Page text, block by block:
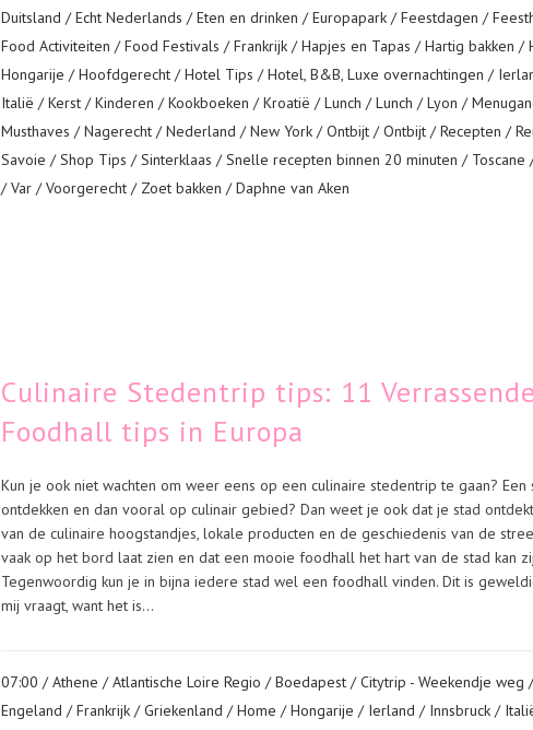
Duitsland /Echt Nederlands /Eten en drinken /Europapark /Feestdagen /
Food Activiteiten /Food Festivals /Frankrijk /Hapjes en Tapas /Hartig bakken /
Hongarije /Hoofdgerecht /Hotel Tips /Hotel, B&B, Luxe overnachtingen /
Italië /Kerst /Kinderen /Kookboeken /Kroatië /Lunch /Lunch /Lyon /
Musthaves /Nagerecht /Nederland /New York /Ontbijt /Ontbijt /Recepten /
Savoie /Shop Tips /Sinterklaas /Snelle recepten binnen 20 minuten / Toscane
/Var /Voorgerecht / Zoet bakken / Daphne van Aken
Culinaire Stedentrip tips: 11 Verrassende
Foodhall tips in Europa
Kun je ook niet wachten om weer eens op een culinaire stedentrip te gaan? Een
ontdekken en dan vooral op culinair gebied? Dan weet je ook dat je stad
van de culinaire hoogstandjes, lokale producten en de geschiedenis van de
vaak op het bord laat zien en dat een mooie foodhall het hart van de stad kan
Tegenwoordig kun je in bijna iedere stad wel een foodhall vinden. Dit is
mij vraagt, want het is...
07:00 /Athene /Atlantische Loire Regio /Boedapest /Citytrip - Weekendje weg
Engeland /Frankrijk /Griekenland /Home /Hongarije / Ierland / Innsbruck /